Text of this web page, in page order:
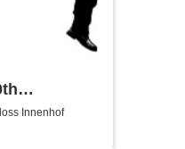
from "A
Innenhof